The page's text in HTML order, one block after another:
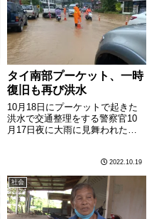
タイ南部プーケット、一時
復旧も再び洪水
10月18日にプーケットで起きた
洪水で交通整理をする警察官10
月17日夜に大雨に見舞われたタ
た場所の多くが再び浸水した。バ
ンコクポストなどの報道による
と、ムアン郡では、４台のポン
プ………
2022.10.19
社会